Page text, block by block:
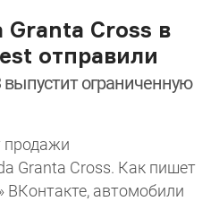
Granta Cross в
отправили
ограниченную
продажи
Granta Cross. Как пишет
автомобили